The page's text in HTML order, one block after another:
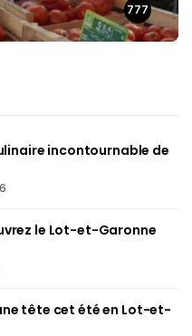
777
incontournable de
le Lot-et-Garonne
tête cet été en Lot-et-